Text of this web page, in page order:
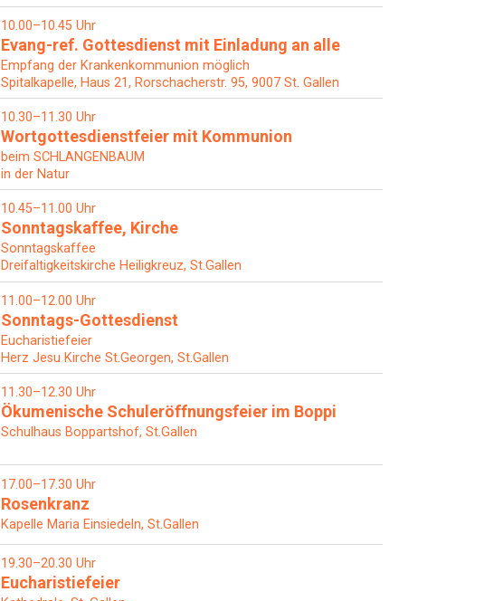
10.00–10.45 Uhr
Evang-ref. Gottesdienst mit Einladung an alle
Empfang der Krankenkommunion möglich
Spitalkapelle, Haus 21, Rorschacherstr. 95, 9007 St. Gallen
10.30–11.30 Uhr
Wortgottesdienstfeier mit Kommunion
beim SCHLANGENBAUM
in der Natur
10.45–11.00 Uhr
Sonntagskaffee, Kirche
Sonntagskaffee
Dreifaltigkeitskirche Heiligkreuz, St.Gallen
11.00–12.00 Uhr
Sonntags-Gottesdienst
Eucharistiefeier
Herz Jesu Kirche St.Georgen, St.Gallen
11.30–12.30 Uhr
Ökumenische Schuleröffnungsfeier im Boppi
Schulhaus Boppartshof, St.Gallen
17.00–17.30 Uhr
Rosenkranz
Kapelle Maria Einsiedeln, St.Gallen
19.30–20.30 Uhr
Eucharistiefeier